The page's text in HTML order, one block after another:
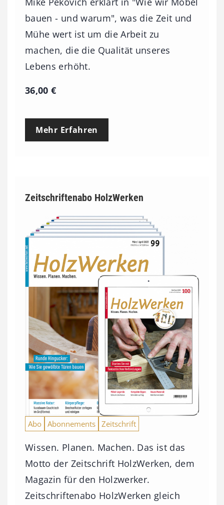
bauen - und warum", was die Zeit und
Mühe wert ist um die Arbeit zu
machen, die die Qualität unseres
Lebens erhöht.
36,00€
Mehr Erfahren
Zeitschriftenabo HolzWerken
Abo Abonnements Zeitschrift
Wissen. Planen. Machen. Das ist das
Motto der Zeitschrift HolzWerken, dem
Magazin für den Holzwerker.
Zeitschriftenabo HolzWerken gleich